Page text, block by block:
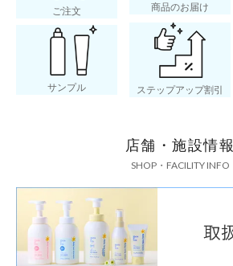
ご注文 商品のお届け
サンプル ステップアップ割引
店舗・施設情報
SHOP・FACILITY INFO